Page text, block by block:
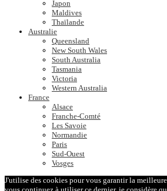
Japon
Maldives
Thaïlande
Australie
Queensland
New South Wales
South Australia
Tasmania
Victoria
Western Australia
France
Alsace
Franche-Comté
Les Savoie
Normandie
Paris
Sud-Ouest
Vosges
J'utilise des cookies pour vous garantir la